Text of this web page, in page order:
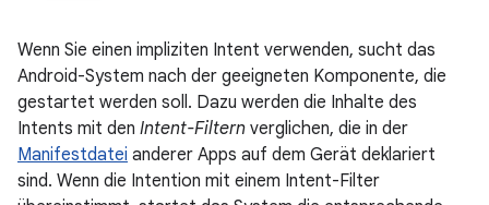
Wenn Sie einen impliziten Intent verwenden, sucht das
Android-System nach der geeigneten Komponente, die
gestartet werden soll. Dazu werden die Inhalte des
Intents mit den Intent-Filtern verglichen, die in der
Manifestdatei anderer Apps auf dem Gerät deklariert
sind. Wenn die Intention mit einem Intent-Filter